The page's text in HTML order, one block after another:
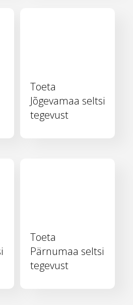
Toeta
Jõgevamaa seltsi
tegevust
Toeta
Pärnumaa seltsi
tegevust